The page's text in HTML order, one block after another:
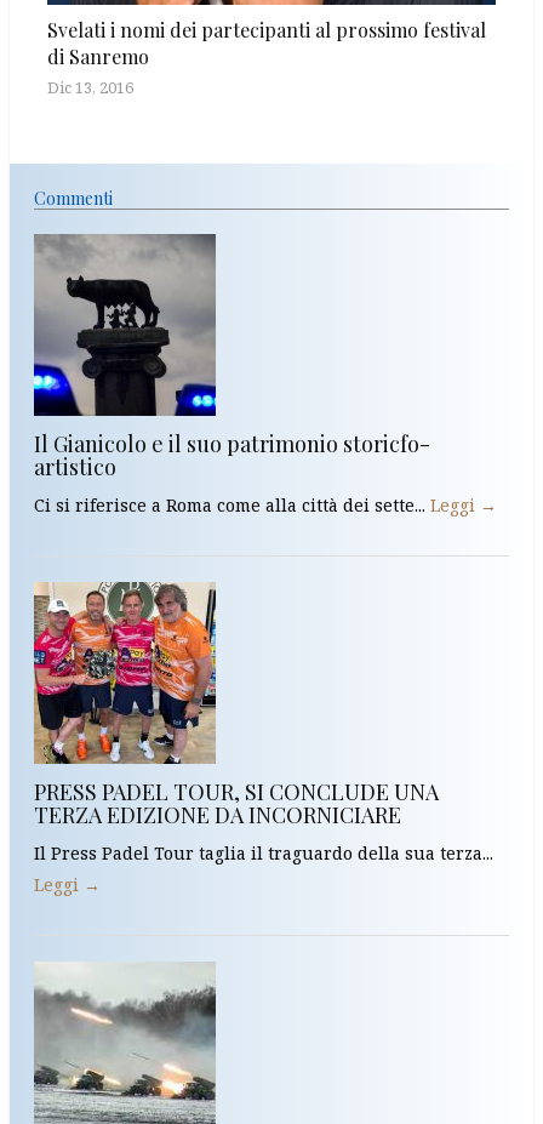
Svelati i nomi dei partecipanti al prossimo festival
di Sanremo
Dic 13, 2016
Commenti
Il Gianicolo e il suo patrimonio storicfo-
artistico
Ci si riferisce a Roma come alla città dei sette... Leggi →
PRESS PADEL TOUR, SI CONCLUDE UNA
TERZA EDIZIONE DA INCORNICIARE
Il Press Padel Tour taglia il traguardo della sua terza...
Leggi →